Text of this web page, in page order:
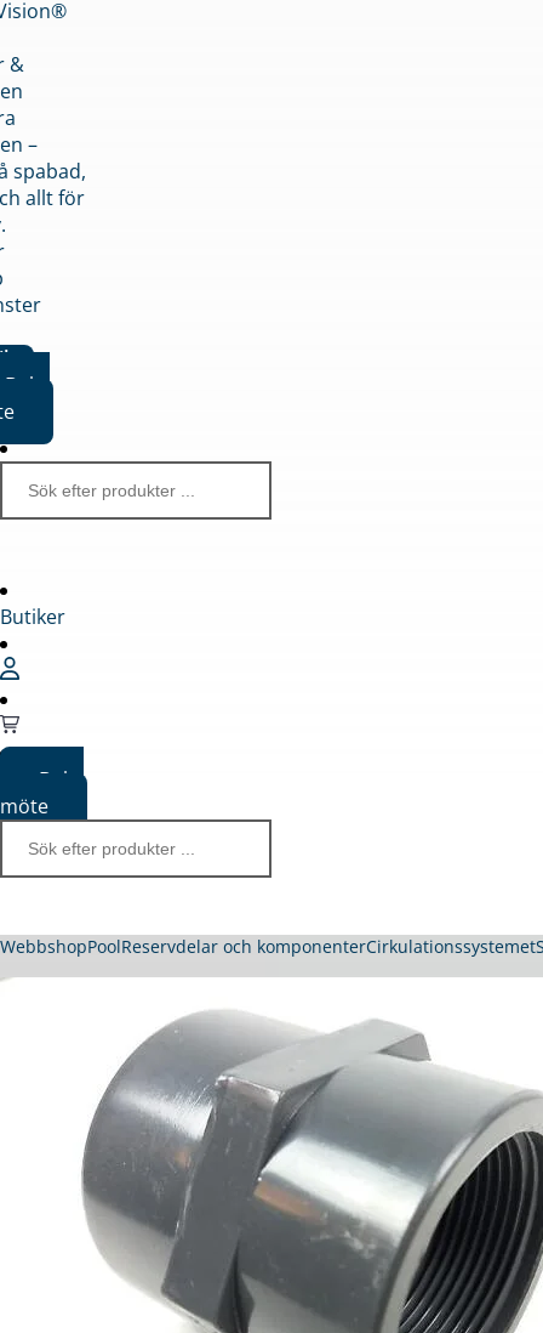
&
–
spabad,
allt för
Boka
Butiker
Boka
möte
WebbshopPoolReservdelar och komponenterCirkulationssystemet